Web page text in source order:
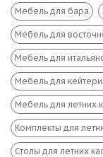
Мебель для бара
Мебель для
Мебель для
Мебель для
Мебель для летних
Комплекты для
Столы для летних